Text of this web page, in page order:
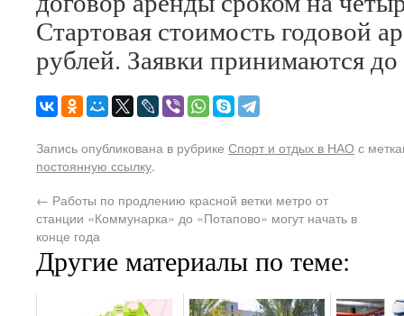
Стартовая стоимость годовой
рублей. Заявки принимаются
Запись опубликована в рубрике Спорт и отдых в НАО с
постоянную ссылку.
← Работы по продлению красной ветки метро от
станции «Коммунарка» до «Потапово» могут начать в
конце года
Другие материалы по теме: